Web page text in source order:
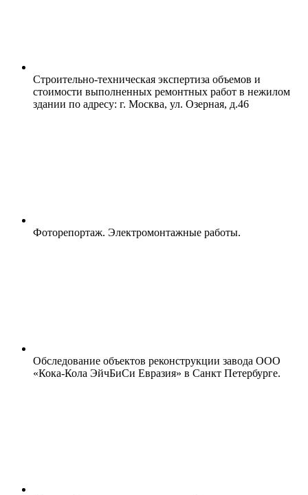
Строительно-техническая экспертиза объемов и
стоимости выполненных ремонтных работ в нежилом
здании по адресу: г. Москва, ул. Озерная, д.46
Фоторепортаж. Электромонтажные работы.
Обследование объектов реконструкции завода ООО
«Кока-Кола ЭйчБиСи Евразия» в Санкт Петербурге.